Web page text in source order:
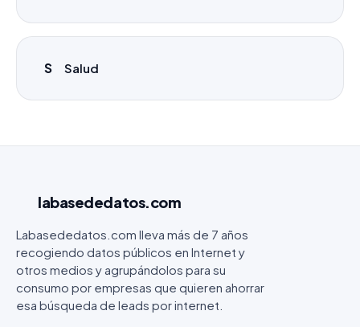
S Salud
labasededatos.com
Labasededatos.com lleva más de 7 años
recogiendo datos públicos en Internet y
otros medios y agrupándolos para su
consumo por empresas que quieren ahorrar
esa búsqueda de leads por internet.